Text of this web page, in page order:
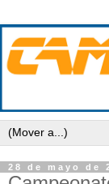
28 de mayo de